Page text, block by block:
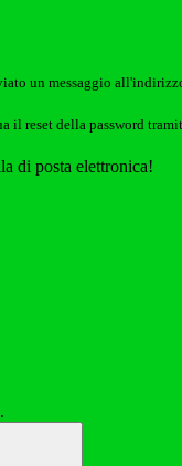
un messaggio
il reset della password
di posta elettronica!